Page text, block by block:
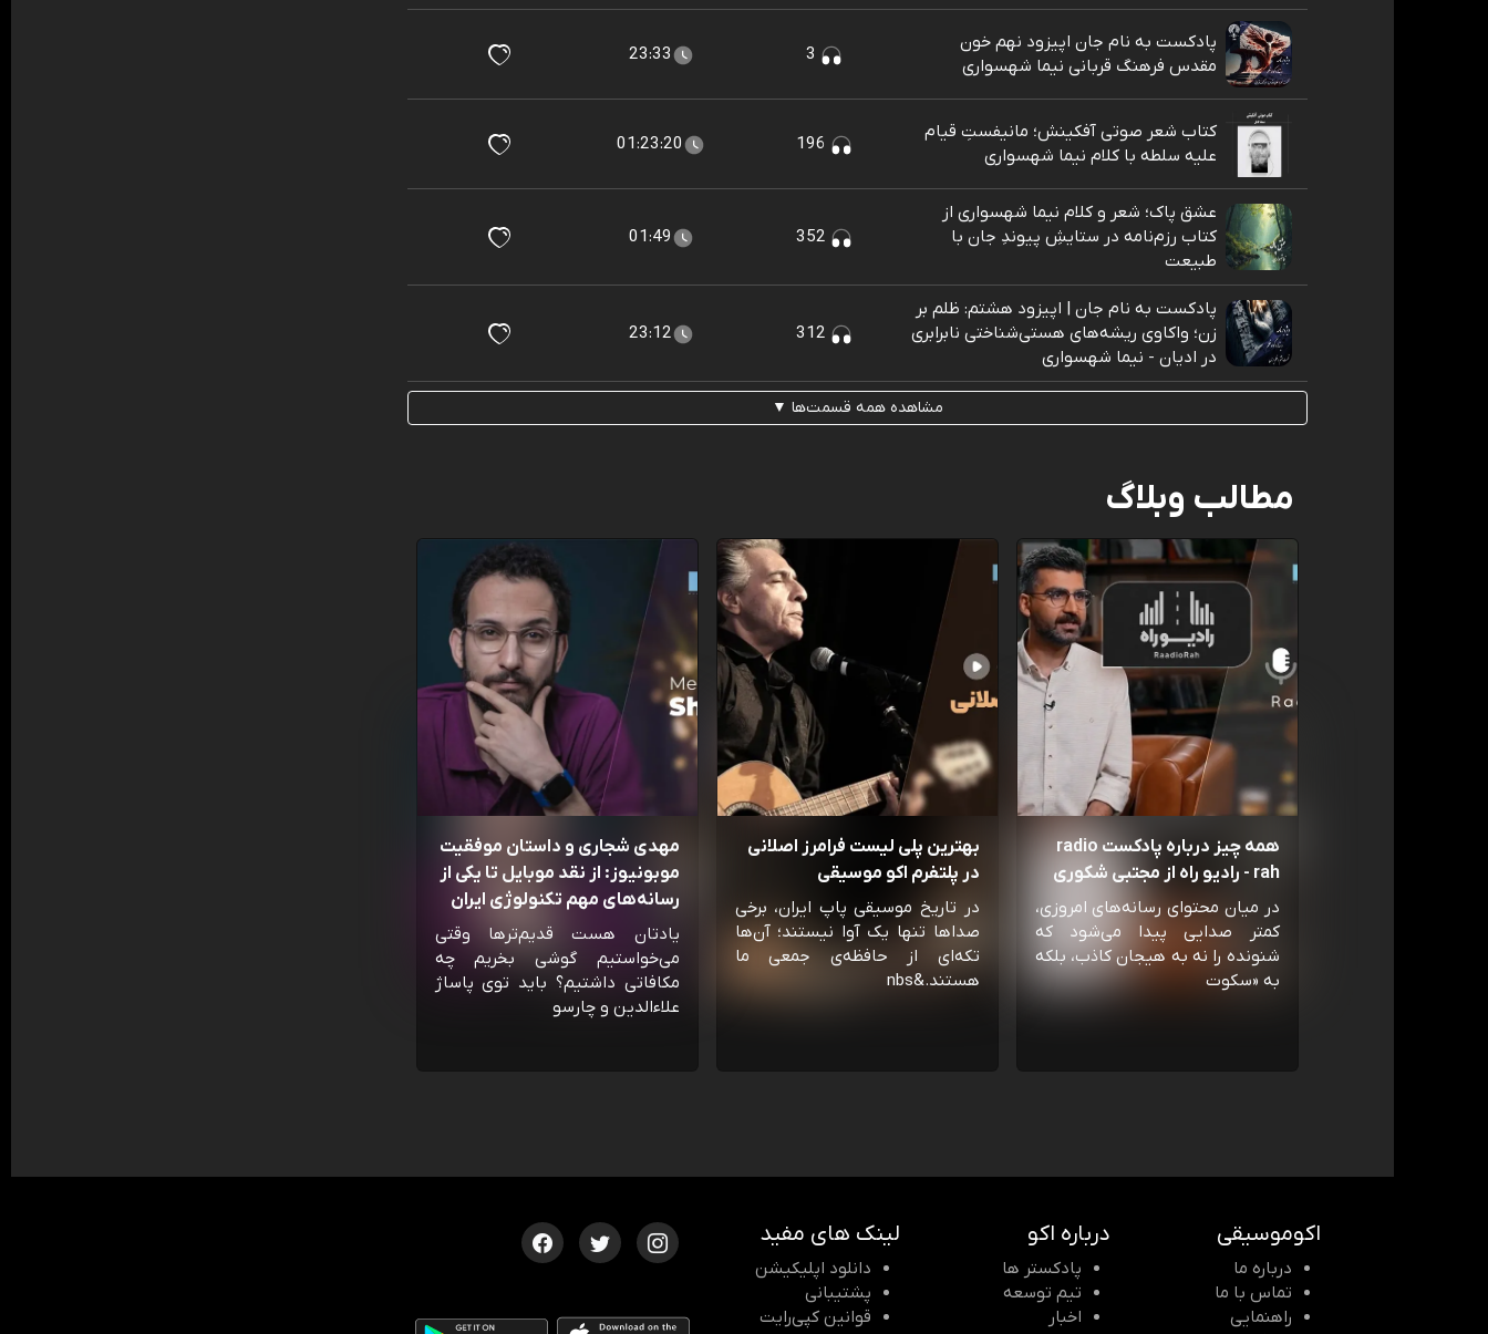
پادکست به نام جان اپیزود نهم خون
مقدس فرهنگ قربانی نیما شهسواری
23:33
کتاب شعر صوتی آفکینش؛ مانیفستِ قیام
علیه سلطه با کلام نیما شهسواری
01:23:20
عشق پاک؛ شعر و کلام نیما شهسواری از
کتاب رزم‌نامه در ستایشِ پیوندِ جان با
طبیعت
01:49
پادکست به نام جان | اپیزود هشتم: ظلم بر
زن؛ واکاوی ریشه‌های هستی‌شناختی نابرابری
در ادیان - نیما شهسواری
23:12
مشاهده همه قسمت‌ها ▼
مطالب وبلاگ
همه چیز درباره پادکست radio
rah - رادیو راه از مجتبی شکوری
در میان محتوای رسانه‌های امروزی،
کمتر صدایی پیدا می‌شود که
شنونده را نه به هیجان کاذب، بلکه
به «سکوت
بهترین پلی لیست فرامرز اصلانی
در پلتفرم اکو موسیقی
در تاریخ موسیقی پاپ ایران، برخی
صداها تنها یک آوا نیستند؛ آن‌ها
تکه‌ای از حافظه‌ی جمعی ما
هستند.&nbs
مهدی شجاری و داستان موفقیت
موبونیوز: از نقد موبایل تا یکی از
رسانه‌‌های مهم تکنولوژی ایران
یادتان هست قدیم‌ترها وقتی
می‌خواستیم گوشی بخریم چه
مکافاتی داشتیم؟ باید توی پاساژ
علاءالدین و چارسو
اکوموسیقی
درباره ما
تماس با ما
راهنمایی
درباره اکو
پادکستر ها
تیم توسعه
اخبار
لینک های مفید
دانلود اپلیکیشن
پشتیبانی
قوانین کپی‌رایت